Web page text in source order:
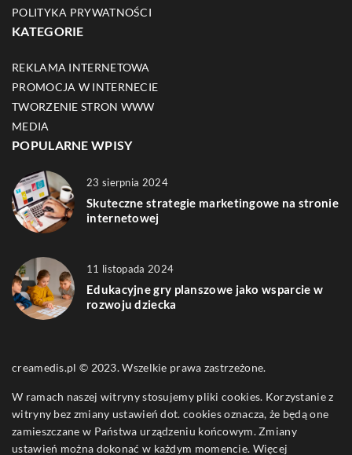
POLITYKA PRYWATNOŚCI
KATEGORIE
REKLAMA INTERNETOWA
PROMOCJA W INTERNECIE
TWORZENIE STRON WWW
MEDIA
POPULARNE WPISY
23 sierpnia 2024
Skuteczne strategie marketingowe na stronie
internetowej
11 listopada 2024
Edukacyjne gry planszowe jako wsparcie w
rozwoju dziecka
creamedis.pl © 2023. Wszelkie prawa zastrzeżone.
W ramach naszej witryny stosujemy pliki cookies. Korzystanie z
witryny bez zmiany ustawień dot. cookies oznacza, że będą one
zamieszczane w Państwa urządzeniu końcowym. Zmiany
ustawień można dokonać w każdym momencie. Więcej